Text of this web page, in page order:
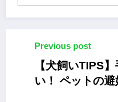
Previous post
【犬飼いTIPS
い！ ペットの